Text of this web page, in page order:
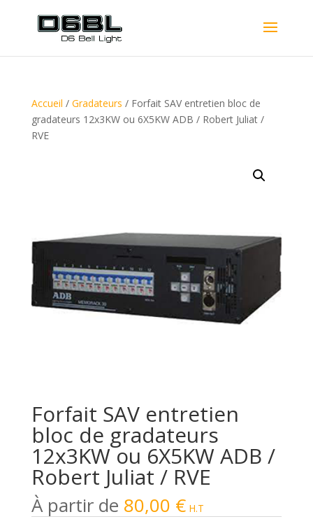
Accueil / Gradateurs / Forfait SAV entretien bloc de
gradateurs 12x3KW ou 6X5KW ADB / Robert Juliat /
RVE
Forfait SAV entretien
bloc de gradateurs
12x3KW ou 6X5KW ADB /
Robert Juliat / RVE
80,00 € H.T